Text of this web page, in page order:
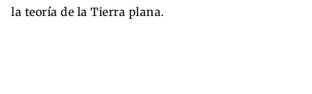
la teoría de la Tierra plana.